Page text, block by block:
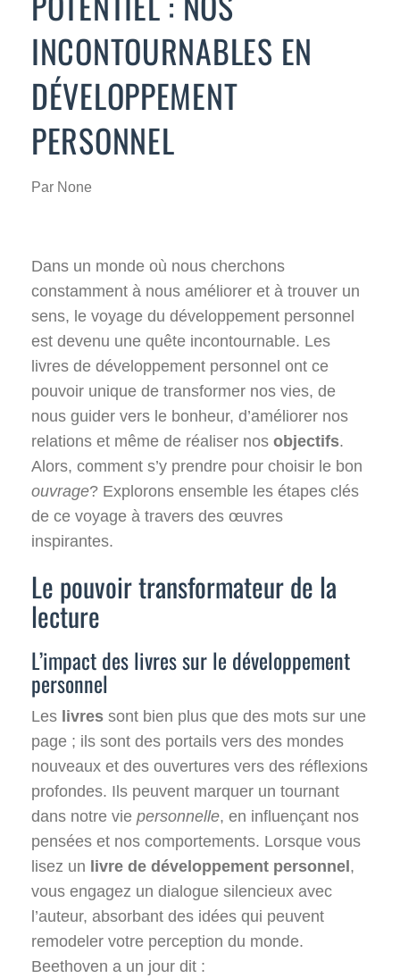
INCONTOURNABLES EN
DÉVELOPPEMENT
PERSONNEL
Par None
Dans un monde où nous cherchons
constamment à nous améliorer et à trouver un
sens, le voyage du développement personnel
est devenu une quête incontournable. Les
livres de développement personnel ont ce
pouvoir unique de transformer nos vies, de
nous guider vers le bonheur, d’améliorer nos
relations et même de réaliser nos objectifs.
Alors, comment s’y prendre pour choisir le bon
ouvrage? Explorons ensemble les étapes clés
de ce voyage à travers des œuvres
inspirantes.
Le pouvoir transformateur de la
lecture
L’impact des livres sur le développement
personnel
Les livres sont bien plus que des mots sur une
page ; ils sont des portails vers des mondes
nouveaux et des ouvertures vers des réflexions
profondes. Ils peuvent marquer un tournant
dans notre vie personnelle, en influençant nos
pensées et nos comportements. Lorsque vous
lisez un livre de développement personnel,
vous engagez un dialogue silencieux avec
l’auteur, absorbant des idées qui peuvent
remodeler votre perception du monde.
Beethoven a un jour dit :